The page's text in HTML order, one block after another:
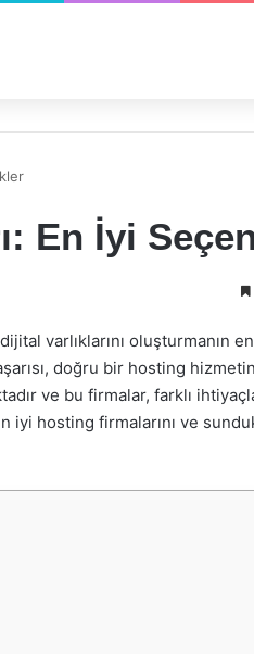
En İyi
varlıklarını oluşturmanın
doğru bir hosting
ve bu firmalar, farklı
iyi hosting firmalarını ve